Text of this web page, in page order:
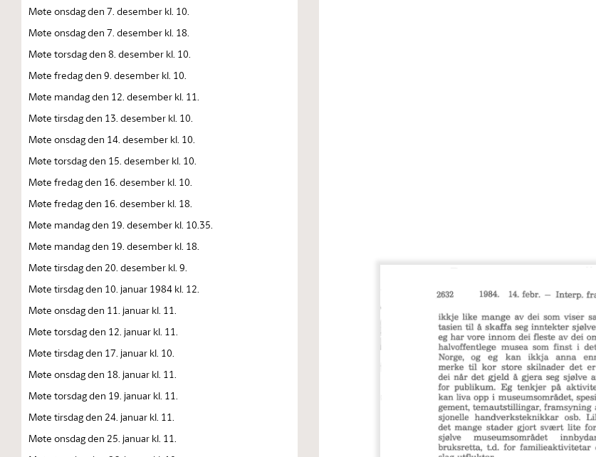
Møte onsdag den 7. desember kl. 10.
Møte onsdag den 7. desember kl. 18.
Møte torsdag den 8. desember kl. 10.
Møte fredag den 9. desember kl. 10.
Møte mandag den 12. desember kl. 11.
Møte tirsdag den 13. desember kl. 10.
Møte onsdag den 14. desember kl. 10.
Møte torsdag den 15. desember kl. 10.
Møte fredag den 16. desember kl. 10.
Møte fredag den 16. desember kl. 18.
Møte mandag den 19. desember kl. 10.35.
Møte mandag den 19. desember kl. 18.
Møte tirsdag den 20. desember kl. 9.
Møte tirsdag den 10. januar 1984 kl. 12.
Møte onsdag den 11. januar kl. 11.
Møte torsdag den 12. januar kl. 11.
Møte tirsdag den 17. januar kl. 10.
Møte onsdag den 18. januar kl. 11.
Møte torsdag den 19. januar kl. 11.
Møte tirsdag den 24. januar kl. 11.
Møte onsdag den 25. januar kl. 11.